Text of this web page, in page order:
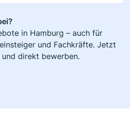
in Hamburg – auch für
und Fachkräfte. Jetzt
direkt bewerben.